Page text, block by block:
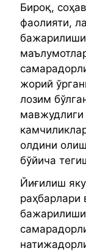
Бироқ,
фаолияти,
бажарилиши
жорий
лозим
мавжудлиги
олдини
бўйича
Йиғилиш
раҳбарлари